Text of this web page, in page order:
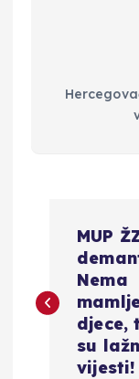
v
MUP
Nema
djece,
su
vijesti!